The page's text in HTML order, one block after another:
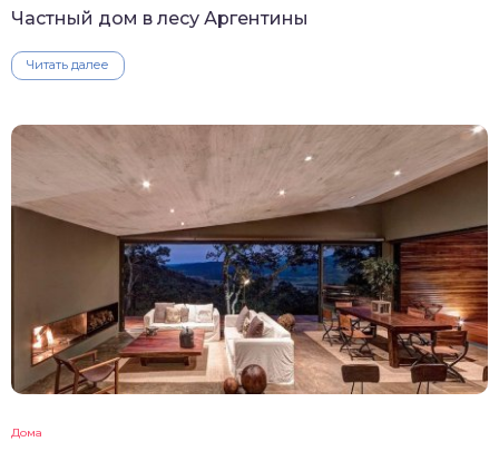
Частный дом в лесу Аргентины
Читать далее
Дома